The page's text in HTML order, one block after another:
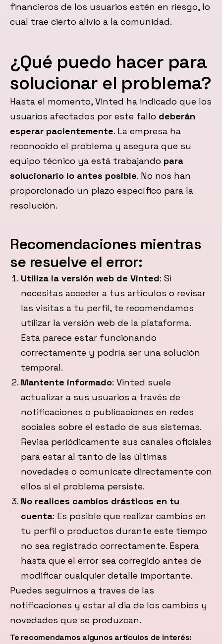
financieros de los usuarios estén en riesgo, lo
cual trae cierto alivio a la comunidad.
¿Qué puedo hacer para
solucionar el problema?
Hasta el momento, Vinted ha indicado que los
usuarios afectados por este fallo deberán
esperar pacientemente. La empresa ha
reconocido el problema y asegura que su
equipo técnico ya está trabajando para
solucionarlo lo antes posible. No nos han
proporcionado un plazo específico para la
resolución.
Recomendaciones mientras
se resuelve el error:
Utiliza la versión web de Vinted: Si
necesitas acceder a tus artículos o revisar
las visitas a tu perfil, te recomendamos
utilizar la versión web de la plataforma.
Esta parece estar funcionando
correctamente y podría ser una solución
temporal.
Mantente informado: Vinted suele
actualizar a sus usuarios a través de
notificaciones o publicaciones en redes
sociales sobre el estado de sus sistemas.
Revisa periódicamente sus canales oficiales
para estar al tanto de las últimas
novedades o comunícate directamente con
ellos si el problema persiste.
No realices cambios drásticos en tu
cuenta: Es posible que realizar cambios en
tu perfil o productos durante este tiempo
no sea registrado correctamente. Espera
hasta que el error sea corregido antes de
modificar cualquier detalle importante.
Puedes seguirnos a traves de las
notificaciones y estar al dia de los cambios y
novedades que se produzcan.
Te recomendamos algunos artículos de interés: